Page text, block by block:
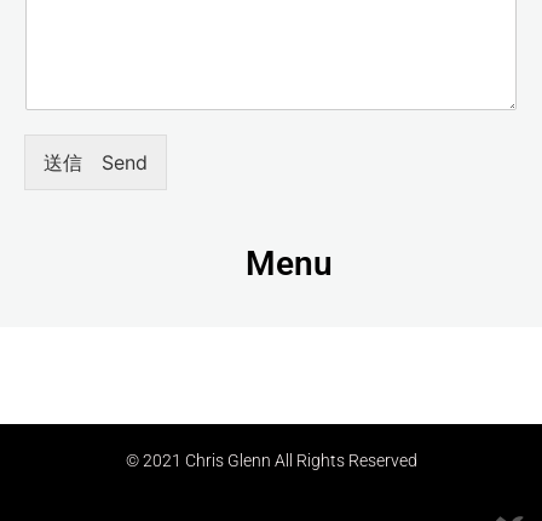
送信 Send
Menu
© 2021 Chris Glenn All Rights Reserved